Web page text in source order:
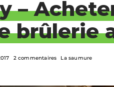
–
brûlerie
2 commentaires La saumure